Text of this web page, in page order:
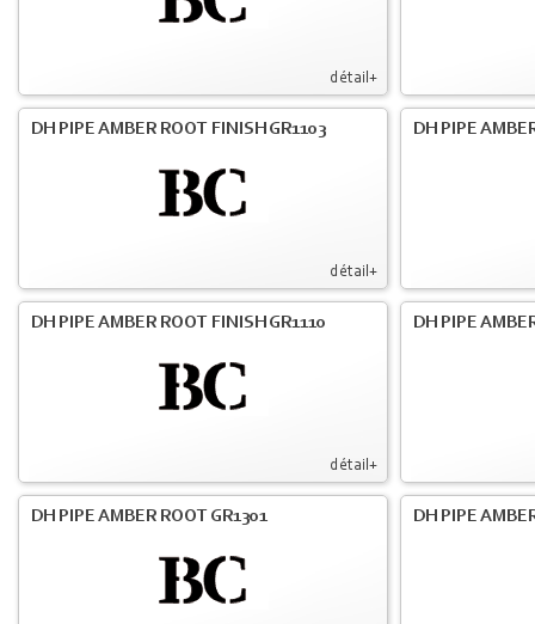
détail+
détail+
DH PIPE AMBER ROOT FINISH GR1103 DH PIPE
détail+
DH PIPE AMBER ROOT FINISH GR1110 DH PIPE
DH PIPE AMBER ROOT GR1301 DH PIPE